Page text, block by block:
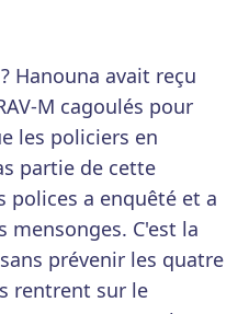
Hanouna avait reçu
M cagoulés pour
les policiers en
partie de cette
polices a enquêté et a
mensonges. C'est la
prévenir les quatre
rentrent sur le